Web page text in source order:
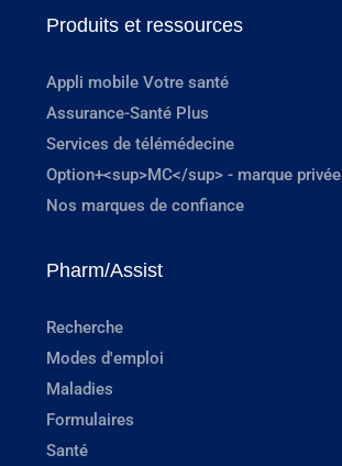
Produits et ressources
Appli mobile Votre santé
Assurance-Santé Plus
Services de télémédecine
Option+<sup>MC</sup> - marque privée
Nos marques de confiance
Pharm/Assist
Recherche
Modes d'emploi
Maladies
Formulaires
Santé